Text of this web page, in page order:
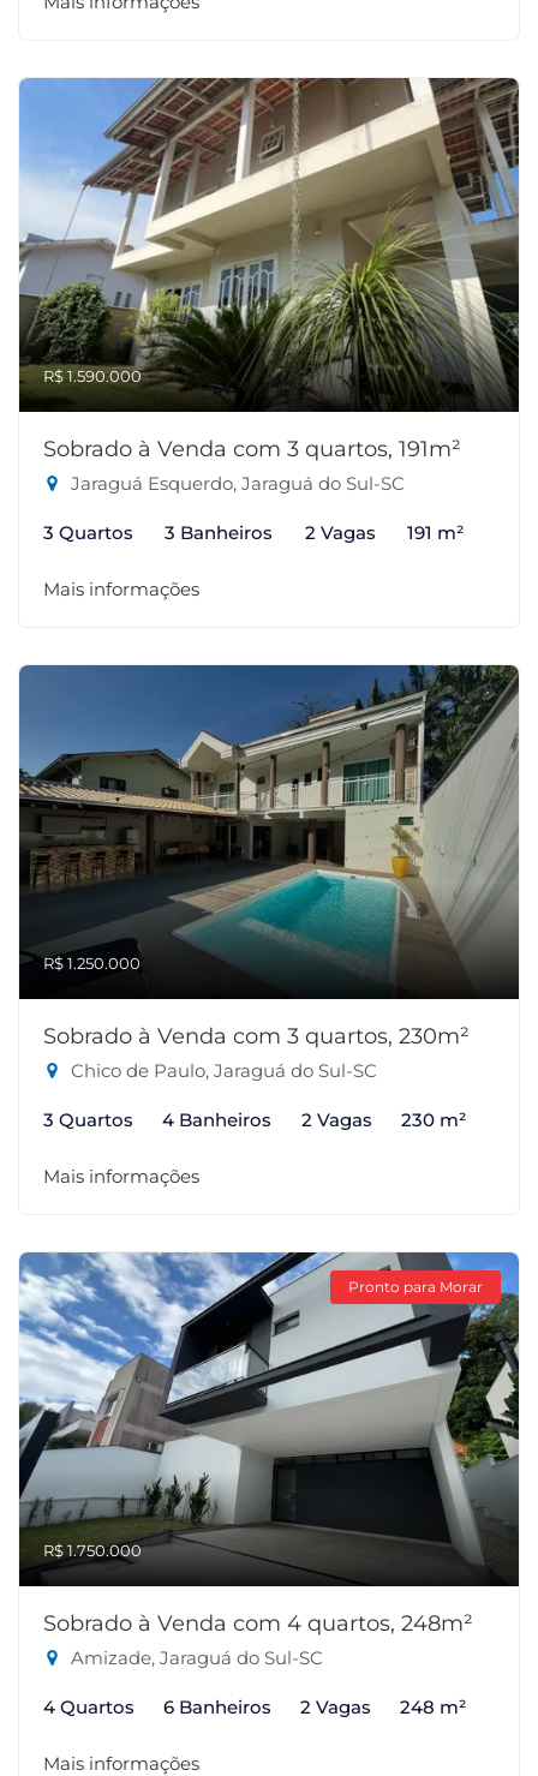
R$ 1.590.000
Sobrado à Venda com 3 quartos, 191m²
Jaraguá Esquerdo, Jaraguá do Sul-SC
3 Quartos 3 Banheiros 2 Vagas 191 m²
Mais informações
R$ 1.250.000
Sobrado à Venda com 3 quartos, 230m²
Chico de Paulo, Jaraguá do Sul-SC
3 Quartos 4 Banheiros 2 Vagas 230 m²
Mais informações
Pronto para Morar
R$ 1.750.000
Sobrado à Venda com 4 quartos, 248m²
Amizade, Jaraguá do Sul-SC
4 Quartos 6 Banheiros 2 Vagas 248 m²
Mais informações